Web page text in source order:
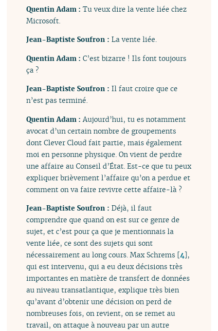
Quentin Adam :Tu veux dire la vente liée chez
Microsoft.
Jean-Baptiste Soufron :La vente liée.
Quentin Adam :C’est bizarre ! Ils font toujours
ça ?
Jean-Baptiste Soufron :Il faut croire que ce
n’est pas terminé.
Quentin Adam :Aujourd’hui, tu es notamment
avocat d’un certain nombre de groupements
dont Clever Cloud fait partie, mais également
moi en personne physique. On vient de perdre
une affaire au Conseil d’État. Est-ce que tu peux
expliquer brièvement l’affaire qu’on a perdue et
comment on va faire revivre cette affaire-là ?
Jean-Baptiste Soufron :Déjà, il faut
comprendre que quand on est sur ce genre de
sujet, et c’est pour ça que je mentionnais la
vente liée, ce sont des sujets qui sont
nécessairement au long cours. Max Schrems [4],
qui est intervenu, qui a eu deux décisions très
importantes en matière de transfert de données
au niveau transatlantique, explique très bien
qu’avant d’obtenir une décision on perd de
nombreuses fois, on revient, on se remet au
travail, on attaque à nouveau par un autre